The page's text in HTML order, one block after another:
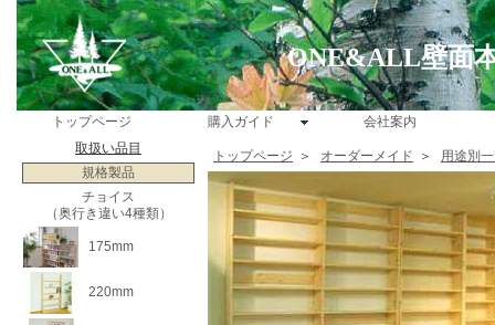
ONE&ALL壁面
トップページ 購入ガイド
会社案内
取扱い品目
規格製品
チョイス
（奥行き違い4種類）
175mm
220mm
トップページ ＞ オーダーメイド ＞ 用途別